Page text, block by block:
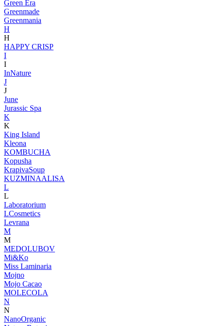
Green Era
Greenmade
Greenmania
H
H
HAPPY CRISP
I
I
InNature
J
J
June
Jurassic Spa
K
K
King Island
Kleona
KOMBUCHA
Kopusha
KrapivaSoup
KUZMINAALISA
L
L
Laboratorium
LCosmetics
Levrana
M
M
MEDOLUBOV
Mi&Ko
Miss Laminaria
Mojno
Mojo Cacao
MOLECOLA
N
N
NanoOrganic